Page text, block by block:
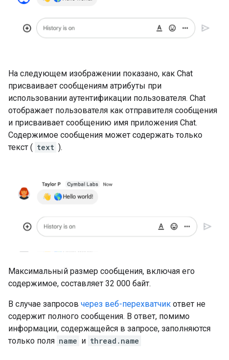
На следующем изображении показано, как Chat
присваивает сообщениям атрибуты при
использовании аутентификации пользователя. Chat
отображает пользователя как отправителя сообщения
и присваивает сообщению имя приложения Chat.
Содержимое сообщения может содержать только
текст ( text ).
Максимальный размер сообщения, включая его
содержимое, составляет 32 000 байт.
В случае запросов через веб-перехватчик ответ не
содержит полного сообщения. В ответ, помимо
информации, содержащейся в запросе, заполняются
только поля name и thread.name